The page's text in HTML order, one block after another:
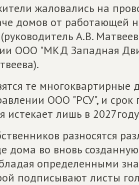
жаловались на
домов от работающей
А.В.
ООО "МКД Западная
те многоквартирные
ООО "РСУ", и
истекает лишь в
разносятся
дома во вновь
определенными
подписывают листы